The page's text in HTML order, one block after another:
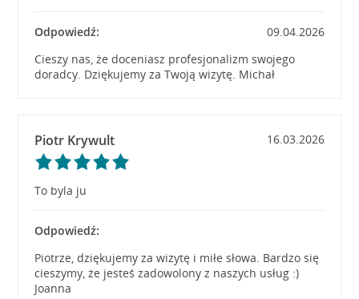
Odpowiedź:
09.04.2026
Cieszy nas, że doceniasz profesjonalizm swojego
doradcy. Dziękujemy za Twoją wizytę. Michał
Piotr Krywult 16.03.2026
To byla ju
Odpowiedź:
Piotrze, dziękujemy za wizytę i miłe słowa. Bardzo się
cieszymy, że jesteś zadowolony z naszych usług :)
Joanna